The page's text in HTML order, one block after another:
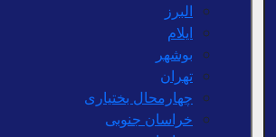
البرز
ایلام
بوشهر
تهران
چهارمحال بختیاری
خراسان جنوبی